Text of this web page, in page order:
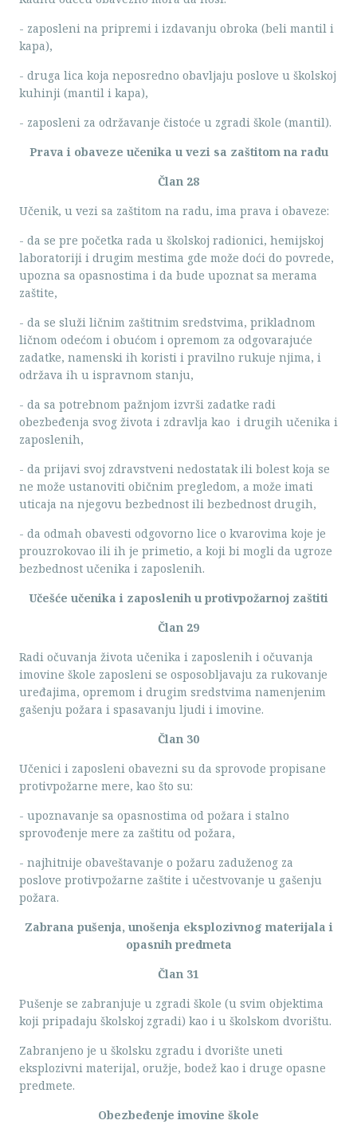
- zaposleni na pripremi i izdavanju obroka (beli mantil i
kapa),
- druga lica koja neposredno obavljaju poslove u školskoj
kuhinji (mantil i kapa),
- zaposleni za održavanje čistoće u zgradi škole (mantil).
Prava i obaveze učenika u vezi sa zaštitom na radu
Član 28
Učenik, u vezi sa zaštitom na radu, ima prava i obaveze:
- da se pre početka rada u školskoj radionici, hemijskoj
laboratoriji i drugim mestima gde može doći do povrede,
upozna sa opasnostima i da bude upoznat sa merama
zaštite,
- da se služi ličnim zaštitnim sredstvima, prikladnom
ličnom odećom i obućom i opremom za odgovarajuće
zadatke, namenski ih koristi i pravilno rukuje njima, i
održava ih u ispravnom stanju,
- da sa potrebnom pažnjom izvrši zadatke radi
obezbeđenja svog života i zdravlja kao i drugih učenika i
zaposlenih,
- da prijavi svoj zdravstveni nedostatak ili bolest koja se
ne može ustanoviti običnim pregledom, a može imati
uticaja na njegovu bezbednost ili bezbednost drugih,
- da odmah obavesti odgovorno lice o kvarovima koje je
prouzrokovao ili ih je primetio, a koji bi mogli da ugroze
bezbednost učenika i zaposlenih.
Učešće učenika i zaposlenih u protivpožarnoj zaštiti
Član 29
Radi očuvanja života učenika i zaposlenih i očuvanja
imovine škole zaposleni se osposobljavaju za rukovanje
uređajima, opremom i drugim sredstvima namenjenim
gašenju požara i spasavanju ljudi i imovine.
Član 30
Učenici i zaposleni obavezni su da sprovode propisane
protivpožarne mere, kao što su:
- upoznavanje sa opasnostima od požara i stalno
sprovođenje mere za zaštitu od požara,
- najhitnije obaveštavanje o požaru zaduženog za
poslove protivpožarne zaštite i učestvovanje u gašenju
požara.
Zabrana pušenja, unošenja eksplozivnog materijala i
opasnih predmeta
Član 31
Pušenje se zabranjuje u zgradi škole (u svim objektima
koji pripadaju školskoj zgradi) kao i u školskom dvorištu.
Zabranjeno je u školsku zgradu i dvorište uneti
eksplozivni materijal, oružje, bodež kao i druge opasne
predmete.
Obezbeđenje imovine škole